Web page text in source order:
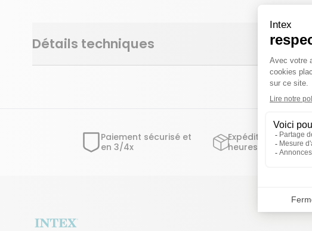
Détails techniques
Paiement sécurisé et
en 3/4x
Expédition sous
heures ouvrées